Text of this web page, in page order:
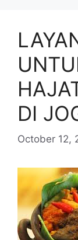
DI
October 12,